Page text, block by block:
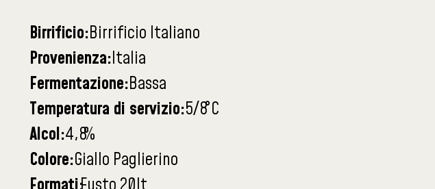
Birrificio:Birrificio Italiano
Provenienza:Italia
Fermentazione:Bassa
Temperatura di servizio:5/8°C
Alcol:4,8%
Colore:Giallo Paglierino